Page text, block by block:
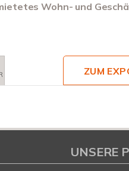
Wohn- und
ZUM
UNSERE